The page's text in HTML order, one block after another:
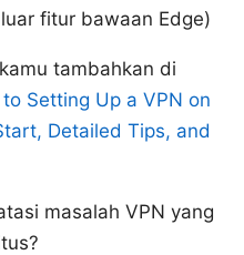
fitur bawaan Edge)
tambahkan di
Setting Up a VPN on
Detailed Tips, and
masalah VPN yang